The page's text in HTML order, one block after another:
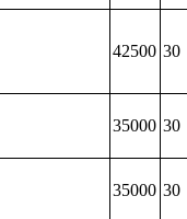
42500 30
35000 30
35000 30